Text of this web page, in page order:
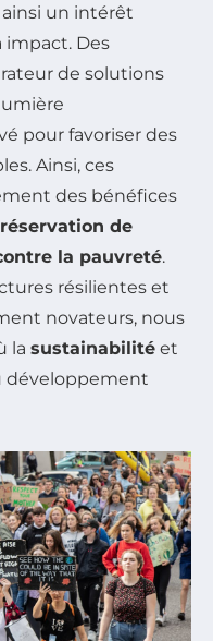
un intérêt
impact. Des
de solutions
pour favoriser des
Ainsi, ces
des bénéfices
de
la pauvreté.
résilientes et
novateurs, nous
la sustainabilité et